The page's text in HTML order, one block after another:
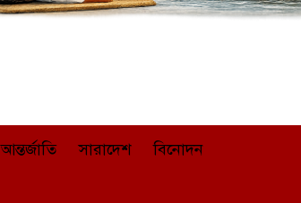
আন্তর্জাতি সারাদেশ বিনোদন